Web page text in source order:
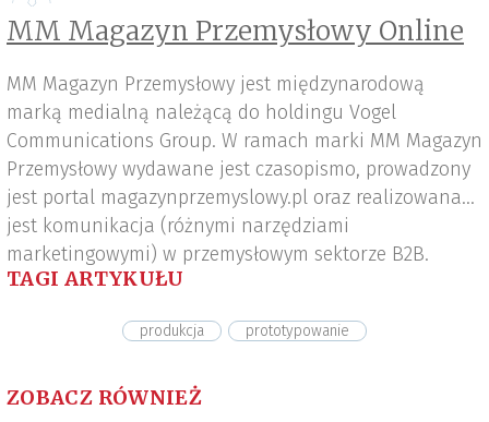
MM Magazyn Przemysłowy Online
MM Magazyn Przemysłowy jest międzynarodową
marką medialną należącą do holdingu Vogel
Communications Group. W ramach marki MM Magazyn
Przemysłowy wydawane jest czasopismo, prowadzony
jest portal magazynprzemyslowy.pl oraz realizowana
jest komunikacja (różnymi narzędziami
marketingowymi) w przemysłowym sektorze B2B.
TAGI ARTYKUŁU
produkcja prototypowanie
ZOBACZ RÓWNIEŻ